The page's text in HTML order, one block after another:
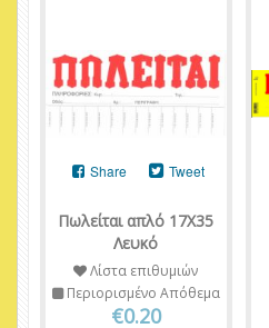
Πωλείται απλό 17Χ35
Λευκό
Share Tweet
Λίστα επιθυμιών
Περιορισμένο Απόθεμα
€0.20